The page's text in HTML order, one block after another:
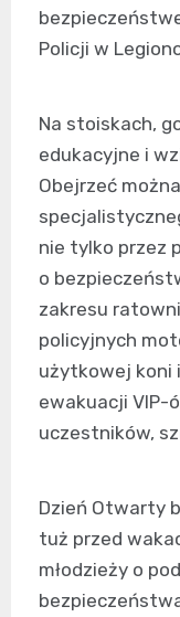
Policji w
Na stoiskach,
edukacyjne i
Obejrzeć
nie tylko przez
o
zakresu
policyjnych
użytkowej koni
ewakuacji VIP-
uczestników,
Dzień Otwarty
tuż przed
młodzieży o